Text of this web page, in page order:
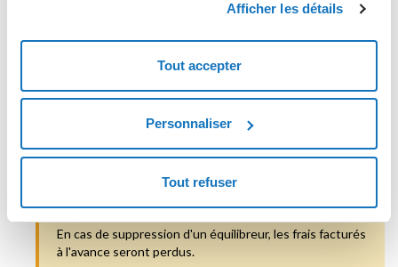
stockage des cookies nécessaires.
Afficher les détails
Tout accepter
Personnaliser
Tout refuser
Le service a un coût mensuel (30 jours) qui est déduit à
Le coût ne dépend pas :
du nombre de règles utilisées;
du type de règles utilisées;
du nombre de serveurs Cloud/Serveurs dédiés
En cas de suppression d'un équilibreur, les frais facturés
à l'avance seront perdus.